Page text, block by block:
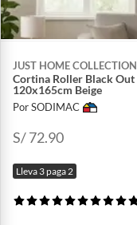
JUST HOME COLLECTION
Cortina Roller Black Out
120x165cm Beige
Por SODIMAC
S/ 72.90
Lleva 3 paga 2